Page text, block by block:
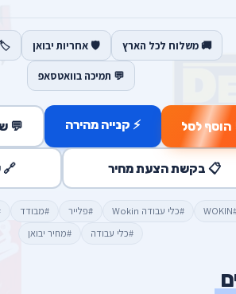
🚚 משלוח לכל הארץ 🛡️ אחריות יבואן 🏷️
💬 תמיכה בוואטסאפ
הוסף לסל ⚡ קנייה מהירה 💬
📋 בקשת הצעת מחיר 🔗
#כלי עבודה Wokin #פלייר #מבודד
#כלי עבודה
#מחיר יבואן